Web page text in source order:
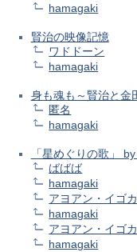
hamagaki
賢治の映像記憶
ワドドーン
hamagaki
身も魂も～賢治と金
匿名
hamagaki
「星めぐりの歌」
ばばば
hamagaki
アヨアン・イゴ
hamagaki
アヨアン・イゴ
hamagaki